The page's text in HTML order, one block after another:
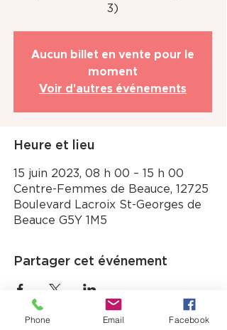
3)
Aucun billet en vente pour le
moment
Voir d'autres événements
Heure et lieu
15 juin 2023, 08 h 00 – 15 h 00
Centre-Femmes de Beauce, 12725
Boulevard Lacroix St-Georges de
Beauce G5Y 1M5
Partager cet événement
Phone Email Facebook